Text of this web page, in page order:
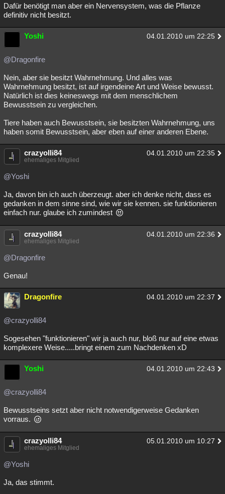
Dafür benötigt man aber ein Nervensystem, was die Pflanze
definitiv nicht besitzt.
Yoshi 04.01.2010 um 22:25
@Dragonfire
Nein, aber sie besitzt Wahrnehmung. Und alles was
Wahrnehmung besitzt, ist auf irgendeine Art und Weise bewusst.
Natürlich ist dies keineswegs mit dem menschlichem
Bewusstsein zu vergleichen.
Tiere haben auch Bewusstsein, sie besitzten Wahrnehmung, uns
haben somit Bewusstsein, aber eben auf einer anderen Ebene.
crazyolli84 04.01.2010 um 22:35
ehemaliges Mitglied
@Yoshi
Ja, davon bin ich auch überzeugt. aber ich denke nicht, dass es
gedanken in dem sinne sind, wie wir sie kennen. sie funktionieren
einfach nur. glaube ich zumindest
crazyolli84 04.01.2010 um 22:36
ehemaliges Mitglied
@Dragonfire
Genau!
Dragonfire 04.01.2010 um 22:37
@crazyolli84
Sogesehen "funktionieren" wir ja auch nur, bloß nur auf eine etwas
komplexere Weise.....bringt einem zum Nachdenken xD
Yoshi 04.01.2010 um 22:43
@crazyolli84
Bewusstseins setzt aber nicht notwendigerweise Gedanken
vorraus.
crazyolli84 05.01.2010 um 10:27
ehemaliges Mitglied
@Yoshi
Ja, das stimmt.